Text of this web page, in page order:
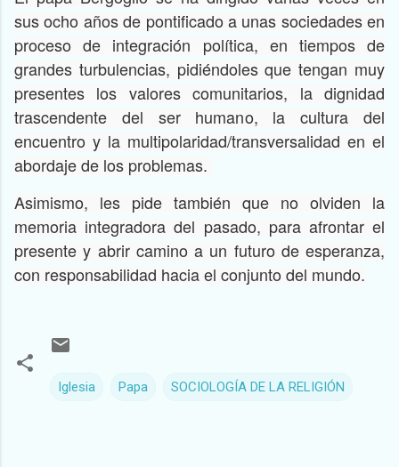
sus ocho años de pontificado a unas sociedades en
proceso de integración política, en tiempos de
grandes turbulencias, pidiéndoles que tengan muy
presentes los valores comunitarios, la dignidad
trascendente del ser humano, la cultura del
encuentro y la multipolaridad/transversalidad en el
abordaje de los problemas.
Asimismo, les pide también que no olviden la
memoria integradora del pasado, para afrontar el
presente y abrir camino a un futuro de esperanza,
con responsabilidad hacia el conjunto del mundo.
Iglesia Papa SOCIOLOGÍA DE LA RELIGIÓN